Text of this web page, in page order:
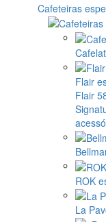
Cafeteiras
Flair
Flair
ROK
La